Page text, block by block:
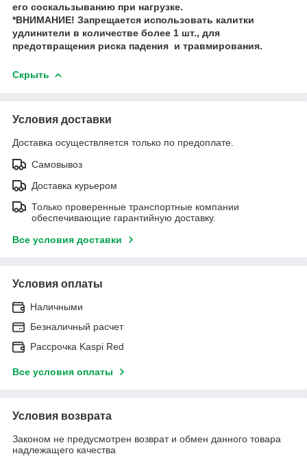
его соскальзыванию при нагрузке.
*ВНИМАНИЕ! Запрещается использовать калитки
удлинители в количестве более 1 шт., для
предотвращения риска падения и травмирования.
Скрыть
Условия доставки
Доставка осуществляется только по предоплате.
Самовывоз
Доставка курьером
Только проверенные транспортные компании
обеспечивающие гарантийную доставку.
Все условия доставки
Условия оплаты
Наличными
Безналичный расчет
Рассрочка Kaspi Red
Все условия оплаты
Условия возврата
Законом не предусмотрен возврат и обмен данного товара
надлежащего качества